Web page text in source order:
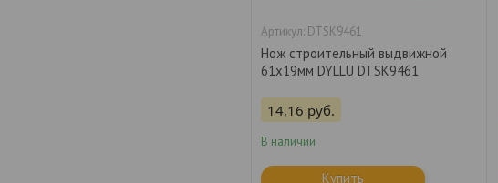
DTSK9461
Нож строительный выдвижной
61х19мм DYLLU DTSK9461
14,16 руб.
В наличии
Купить